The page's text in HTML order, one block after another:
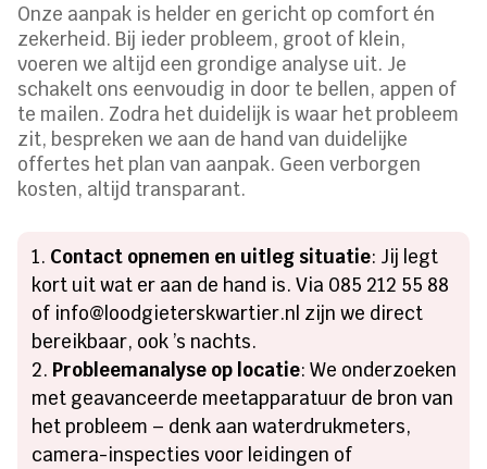
Onze aanpak is helder en gericht op comfort én
zekerheid. Bij ieder probleem, groot of klein,
voeren we altijd een grondige analyse uit. Je
schakelt ons eenvoudig in door te bellen, appen of
te mailen. Zodra het duidelijk is waar het probleem
zit, bespreken we aan de hand van duidelijke
offertes het plan van aanpak. Geen verborgen
kosten, altijd transparant.
Contact opnemen en uitleg situatie: Jij legt
kort uit wat er aan de hand is. Via 085 212 55 88
of info@loodgieterskwartier.nl zijn we direct
bereikbaar, ook ’s nachts.
Probleemanalyse op locatie: We onderzoeken
met geavanceerde meetapparatuur de bron van
het probleem – denk aan waterdrukmeters,
camera-inspecties voor leidingen of